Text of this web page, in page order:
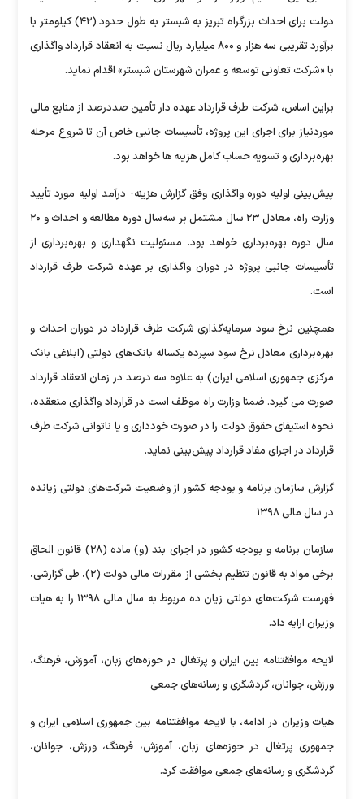
دولت برای احداث بزرگراه تبریز به شبستر به طول حدود (۴۲) کیلومتر با
برآورد تقریبی سه هزار و ۸۰۰ میلیارد ریال نسبت به انعقاد قرارداد واگذاری
با «شرکت تعاونی توسعه و عمران شهرستان شبستر» اقدام نماید.
براین اساس، شرکت طرف قرارداد عهده دار تأمین صددرصد از منابع مالی
موردنیاز برای اجرای این پروژه، تأسیسات جانبی خاص آن تا شروع مرحله
بهره‌برداری و تسویه حساب کامل هزینه ها خواهد بود.
پیش‌بینی اولیه دوره واگذاری وفق گزارش هزینه- درآمد اولیه مورد تأیید
وزارت راه، معادل ۲۳ سال مشتمل بر سه‌سال دوره مطالعه و احداث و ۲۰
سال دوره بهره‌برداری خواهد بود. مسئولیت نگهداری و بهره‌برداری از
تأسیسات جانبی پروژه در دوران واگذاری بر عهده شرکت طرف قرارداد
است.
همچنین نرخ سود سرمایه‌گذاری شرکت طرف قرارداد در دوران احداث و
بهره‌برداری معادل نرخ سود سپرده یکساله بانک‌های دولتی (ابلاغی بانک
مرکزی جمهوری اسلامی ایران) به علاوه سه درصد در زمان انعقاد قرارداد
صورت می گیرد. ضمنا وزارت راه موظف است در قرارداد واگذاری منعقده،
نحوه استیفای حقوق دولت را در صورت خودداری و یا ناتوانی شرکت طرف
قرارداد در اجرای مفاد قرارداد پیش‌بینی نماید.
گزارش سازمان برنامه و بودجه کشور از وضعیت شرکت‌های دولتی زیان‏ده
در سال مالی ۱۳۹۸
سازمان برنامه و بودجه کشور در اجرای بند (و) ماده (۲۸) قانون الحاق
برخی مواد به قانون تنظیم بخشی از مقررات مالی دولت (۲)، طی گزارشی،
فهرست شرکت‌های دولتی زیان ده مربوط به سال مالی ۱۳۹۸ را به هیات
وزیران ارایه داد.
لایحه موافقتنامه بین ایران و پرتغال در حوزه‌های زبان، آموزش، فرهنگ،
ورزش، جوانان، گردشگری و رسانه‌های جمعی
هیات وزیران در ادامه، با لایحه موافقتنامه بین جمهوری اسلامی ایران و
جمهوری پرتغال در حوزه‌های زبان، آموزش، فرهنگ، ورزش، جوانان،
گردشگری و رسانه‌های جمعی موافقت کرد.